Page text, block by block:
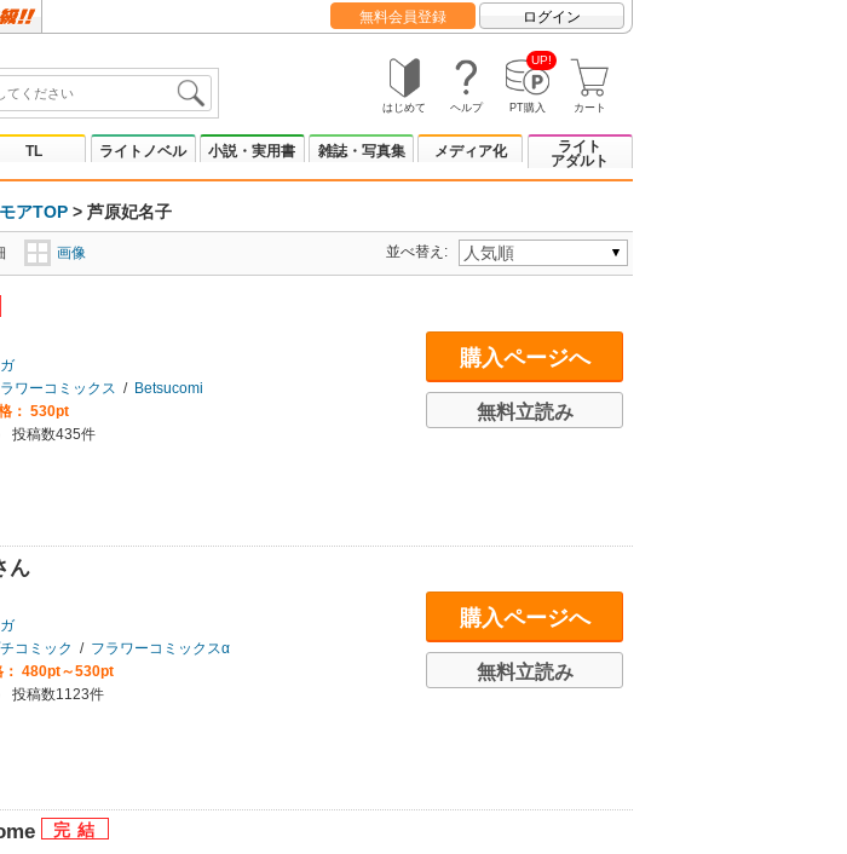
無料会員登録 ログイン
はじめて ヘルプ
UP!
PT購入 カート
TL ライトノベル 小説・実用書 雑誌・写真集 メディア化
ライト
アダルト
アTOP > 芦原妃名子
画像 並べ替え:
ワーコミックス /
Betsucomi
： 530pt
投稿数435件
購入ページへ
無料立読み
ん
コミック / フラワーコミックスα
： 480pt～530pt
投稿数1123件
購入ページへ
無料立読み